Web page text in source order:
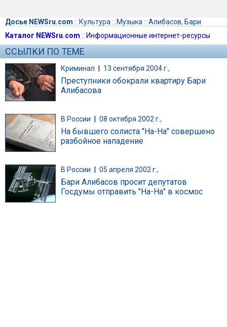
Досье NEWSru.com :: Культура :: Музыка :: Алибасов, Бари
Каталог NEWSru.com :: Информационные интернет-ресурсы
ССЫЛКИ ПО ТЕМЕ
Криминал | 13 сентября 2004 г.,
Преступники обокрали квартиру Бари
Алибасова
В России 08 октября 2002 г.,
На бывшего солиста "На-На" совершено
разбойное нападение
В России 05 апреля 2002 г.,
Бари Алибасов просит депутатов
Госдумы отправить "На-На" в космос